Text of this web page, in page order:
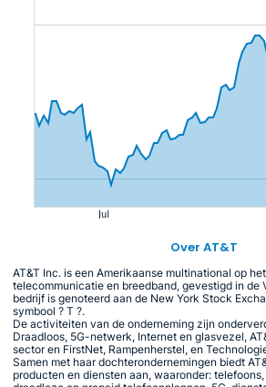
Over AT&T
AT&T Inc. is een Amerikaanse multinational op
telecommunicatie en breedband, gevestigd in de
bedrijf is genoteerd aan de New York Stock
symbool ? T ?.
De activiteiten van de onderneming zijn
Draadloos, 5G-netwerk, Internet en glasvezel,
sector en FirstNet, Rampenherstel, en
Samen met haar dochterondernemingen biedt
producten en diensten aan, waaronder: